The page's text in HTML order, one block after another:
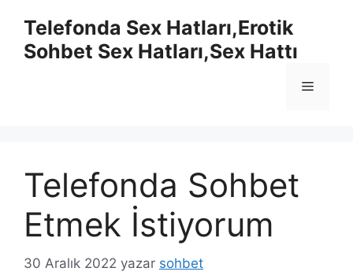
Telefonda Sex Hatları,Erotik
Sohbet Sex Hatları,Sex Hattı
Menü
Telefonda Sohbet
Etmek İstiyorum
30 Aralık 2022 yazar sohbet